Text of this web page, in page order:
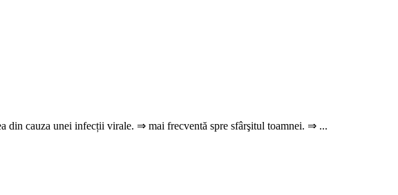
din cauza unei infecții virale. ⇒ mai frecventă spre sfârşitul toamnei. ⇒ ...